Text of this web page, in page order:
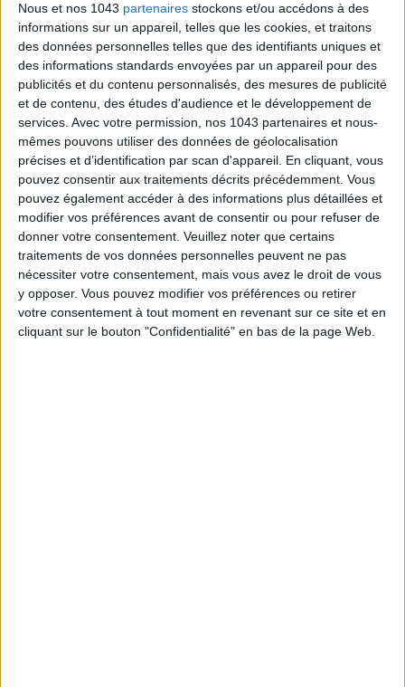
Nous et nos 1043 partenaires stockons et/ou accédons à des
informations sur un appareil, telles que les cookies, et traitons
des données personnelles telles que des identifiants uniques et
des informations standards envoyées par un appareil pour des
publicités et du contenu personnalisés, des mesures de publicité
et de contenu, des études d'audience et le développement de
services. Avec votre permission, nos 1043 partenaires et nous-
mêmes pouvons utiliser des données de géolocalisation
précises et d’identification par scan d'appareil. En cliquant, vous
pouvez consentir aux traitements décrits précédemment. Vous
pouvez également accéder à des informations plus détaillées et
modifier vos préférences avant de consentir ou pour refuser de
donner votre consentement. Veuillez noter que certains
traitements de vos données personnelles peuvent ne pas
nécessiter votre consentement, mais vous avez le droit de vous
y opposer. Vous pouvez modifier vos préférences ou retirer
votre consentement à tout moment en revenant sur ce site et en
cliquant sur le bouton "Confidentialité" en bas de la page Web.
LES SNEAKERS STARS DE L’ÉTÉ